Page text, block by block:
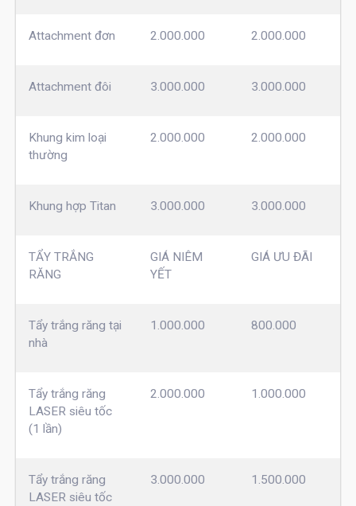
Attachment đơn 2.000.000 2.000.000
Attachment đôi 3.000.000 3.000.000
Khung kim loại
thường
2.000.000 2.000.000
Khung hợp Titan 3.000.000 3.000.000
TẨY TRẮNG
RĂNG
GIÁ NIÊM
YẾT
GIÁ ƯU ĐÃI
Tẩy trắng răng tại
nhà
1.000.000 800.000
Tẩy trắng răng
LASER siêu tốc
(1 lần)
2.000.000 1.000.000
Tẩy trắng răng
LASER siêu tốc
3.000.000 1.500.000